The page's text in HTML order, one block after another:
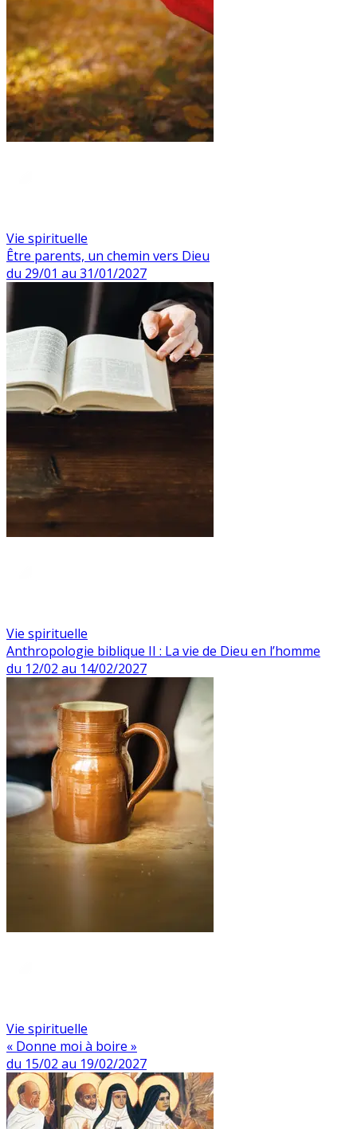
Vie spirituelle
Être parents, un chemin vers Dieu
du 29/01 au 31/01/2027
Vie spirituelle
Anthropologie biblique II : La vie de Dieu en l’homme
du 12/02 au 14/02/2027
Vie spirituelle
« Donne moi à boire »
du 15/02 au 19/02/2027